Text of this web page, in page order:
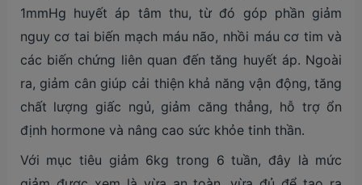
1mmHg huyết áp tâm thu, từ đó góp phần giảm
nguy cơ tai biến mạch máu não, nhồi máu cơ tim và
các biến chứng liên quan đến tăng huyết áp. Ngoài
ra, giảm cân giúp cải thiện khả năng vận động, tăng
chất lượng giấc ngủ, giảm căng thẳng, hỗ trợ ổn
định hormone và nâng cao sức khỏe tinh thần.
Với mục tiêu giảm 6kg trong 6 tuần, đây là mức